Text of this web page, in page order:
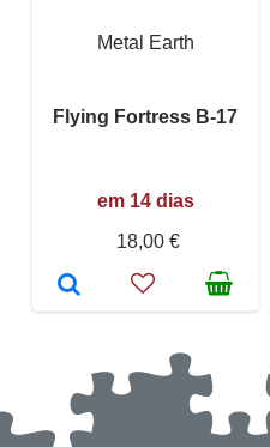
Metal Earth
Flying Fortress B-17
em 14 dias
18,00 €